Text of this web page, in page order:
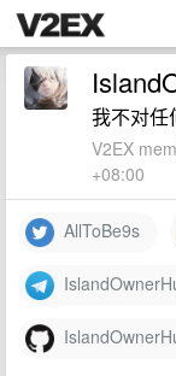
我不对任
V2EX
+08:00
AllToBe9s